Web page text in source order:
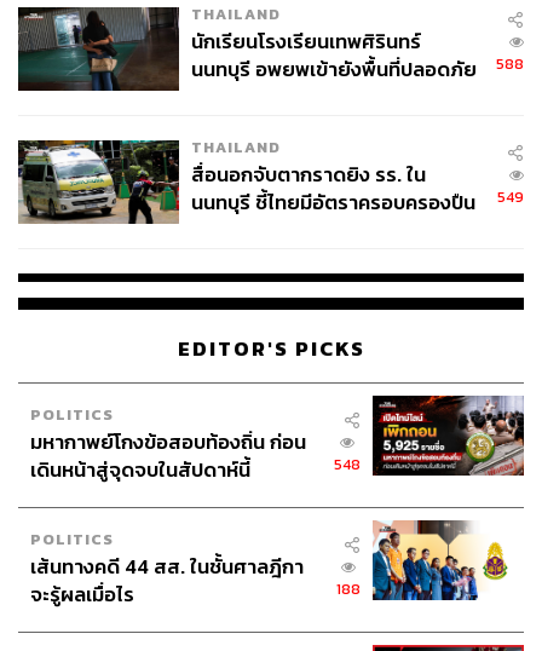
THAILAND
นักเรียนโรงเรียนเทพศิรินทร์
นนทบุรี อพยพเข้ายังพื้นที่ปลอดภัย
588
THAILAND
สื่อนอกจับตากราดยิง รร. ใน
นนทบุรี ชี้ไทยมีอัตราครอบครองปืน
549
EDITOR'S PICKS
POLITICS
มหากาพย์โกงข้อสอบท้องถิ่น ก่อน
เดินหน้าสู่จุดจบในสัปดาห์นี้
548
POLITICS
เส้นทางคดี 44 สส. ในชั้นศาลฎีกา
จะรู้ผลเมื่อไร
188